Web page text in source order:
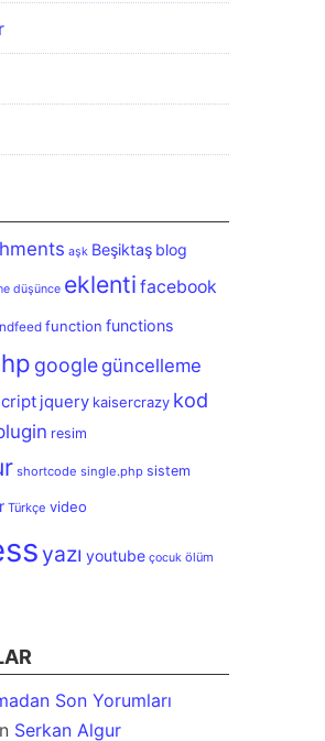
aşk Beşiktaş blog
düşünce eklenti facebook
function functions
googlegüncelleme
jquery kaisercrazy kod
resim
shortcode single.php sistem
Türkçe video
yazı youtube çocuk ölüm
Son Yorumları
Serkan Algur